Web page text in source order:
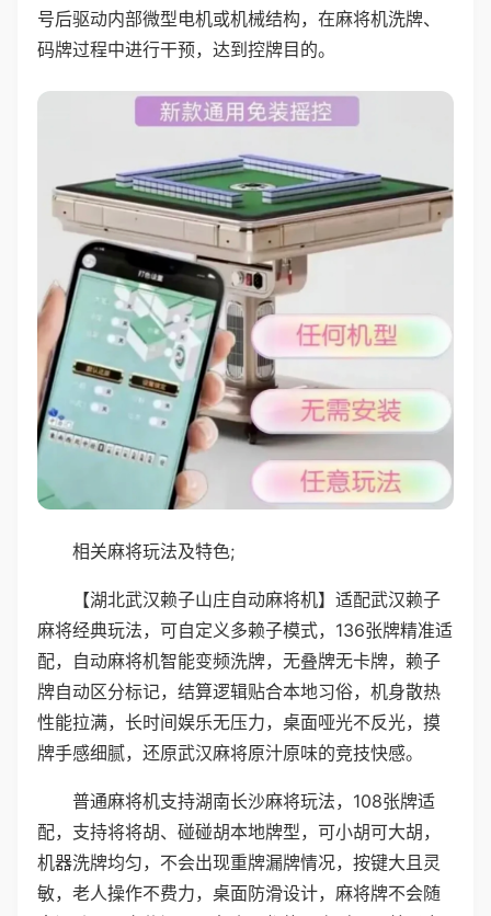
号后驱动内部微型电机或机械结构，在麻将机洗牌、
码牌过程中进行干预，达到控牌目的。
相关麻将玩法及特色;
【湖北武汉赖子山庄自动麻将机】适配武汉赖子
麻将经典玩法，可自定义多赖子模式，136张牌精准适
配，自动麻将机智能变频洗牌，无叠牌无卡牌，赖子
牌自动区分标记，结算逻辑贴合本地习俗，机身散热
性能拉满，长时间娱乐无压力，桌面哑光不反光，摸
牌手感细腻，还原武汉麻将原汁原味的竞技快感。
普通麻将机支持湖南长沙麻将玩法，108张牌适
配，支持将将胡、碰碰胡本地牌型，可小胡可大胡，
机器洗牌均匀，不会出现重牌漏牌情况，按键大且灵
敏，老人操作不费力，桌面防滑设计，麻将牌不会随